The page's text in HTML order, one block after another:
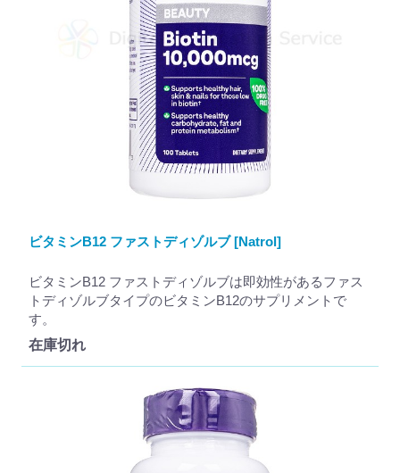
ビタミンB12 ファストディゾルブ [Natrol]
ビタミンB12 ファストディゾルブは即効性があるファス
トディゾルブタイプのビタミンB12のサプリメントで
す。
在庫切れ